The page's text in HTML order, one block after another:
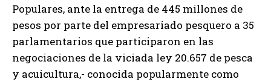
Populares, ante la entrega de 445 millones de
pesos por parte del empresariado pesquero a 35
parlamentarios que participaron en las
negociaciones de la viciada ley 20.657 de pesca
y acuicultura,- conocida popularmente como